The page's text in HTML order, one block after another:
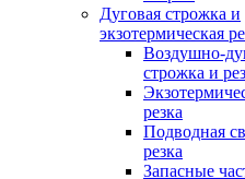
Дуговая строжка и
экзотермическая
Воздушно-
строжка и
резка
Подводная
резка
Запасные